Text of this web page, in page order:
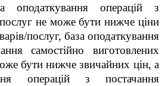
операцій з
послуг не може бути нижче ціни
послуг, база оподаткування
самостійно виготовлених
бути нижче звичайних цін, а
операцій з постачання